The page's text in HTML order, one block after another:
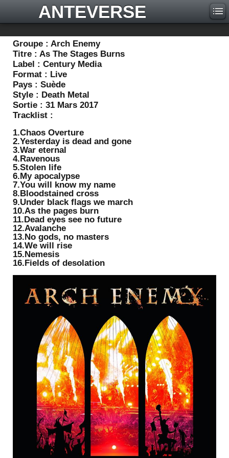
ANTEVERSE
Groupe : Arch Enemy
Titre : As The Stages Burns
Label : Century Media
Format : Live
Pays : Suède
Style : Death Metal
Sortie : 31 Mars 2017
Tracklist :
1.Chaos Overture
2.Yesterday is dead and gone
3.War eternal
4.Ravenous
5.Stolen life
6.My apocalypse
7.You will know my name
8.Bloodstained cross
9.Under black flags we march
10.As the pages burn
11.Dead eyes see no future
12.Avalanche
13.No gods, no masters
14.We will rise
15.Nemesis
16.Fields of desolation